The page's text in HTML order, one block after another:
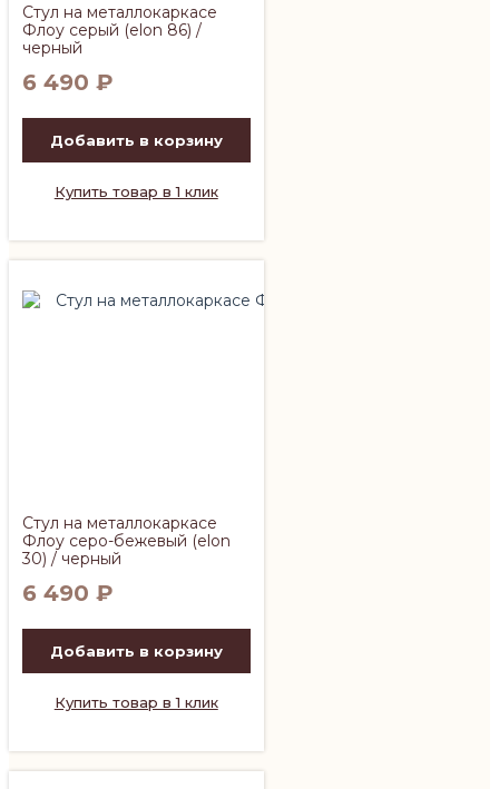
Стул на металлокаркасе
Флоу серый (elon 86) /
черный
6 490 ₽
Добавить в корзину
Купить товар в 1 клик
Стул на металлокаркасе
Флоу серо-бежевый (elon
30) / черный
6 490 ₽
Добавить в корзину
Купить товар в 1 клик